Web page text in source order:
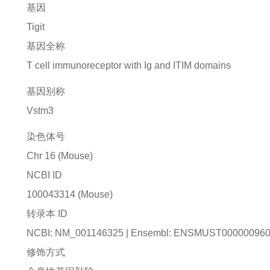
基因
Tigit
基因全称
T cell immunoreceptor with Ig and ITIM domains
基因别称
Vstm3
染色体号
Chr 16 (Mouse)
NCBI ID
100043314 (Mouse)
转录本 ID
NCBI: NM_001146325 | Ensembl:
修饰方式